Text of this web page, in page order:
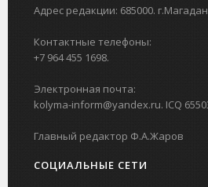
Адрес редакции: 685000.
Контактные телефоны:
+7 964 455 1698.
Электронная почта:
kolyma-inform@yandex.ru. ICQ
Главный редактор Ф.А.Жаров
СОЦИАЛЬНЫЕ СЕТИ